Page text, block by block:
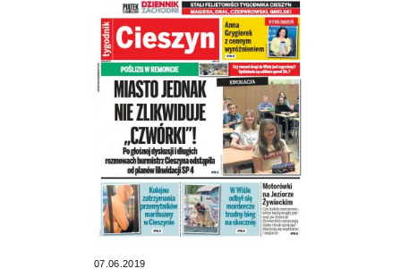
07.06.2019